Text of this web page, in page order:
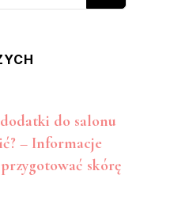
do salonu
– Informacje
przygotować skórę